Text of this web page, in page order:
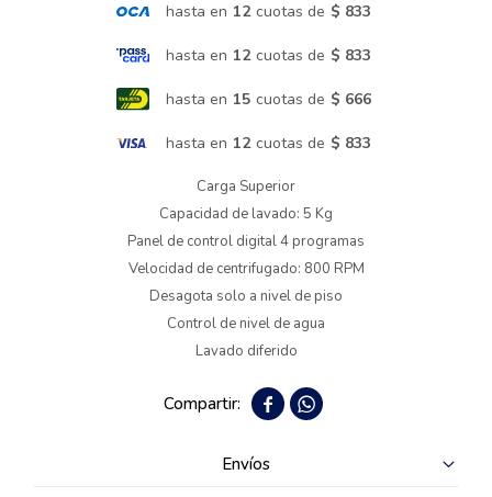
hasta en 12 cuotas de $ 833
hasta en 12 cuotas de $ 833
hasta en 15 cuotas de $ 666
hasta en 12 cuotas de $ 833
Carga Superior
Capacidad de lavado: 5 Kg
Panel de control digital 4 programas
Velocidad de centrifugado: 800 RPM
Desagota solo a nivel de piso
Control de nivel de agua
Lavado diferido
 
Envíos
Bicicletas y más